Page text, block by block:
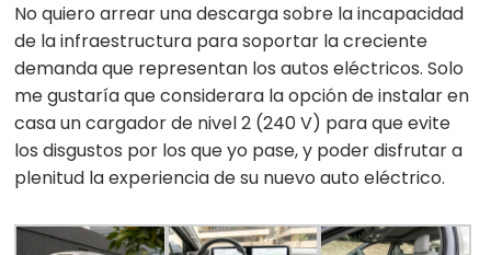
No quiero arrear una descarga sobre la incapacidad
de la infraestructura para soportar la creciente
demanda que representan los autos eléctricos. Solo
me gustaría que considerara la opción de instalar en
casa un cargador de nivel 2 (240 V) para que evite
los disgustos por los que yo pase, y poder disfrutar a
plenitud la experiencia de su nuevo auto eléctrico.